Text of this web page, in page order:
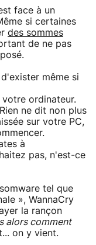
face à un
si certaines
des sommes
de ne pas
même si
ordinateur.
ne dit non plus
sur votre PC,
à
pas, n'est-ce
tel que
», WannaCry
la rançon
alors comment
on y vient.